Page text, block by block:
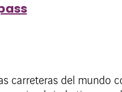
carreteras del mundo